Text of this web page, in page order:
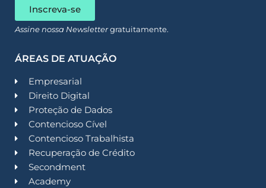
Inscreva-se
Assine nossa Newslettergratuitamente.
ÁREAS DE ATUAÇÃO
Empresarial
Direito Digital
Proteção de Dados
Contencioso Cível
Contencioso Trabalhista
Recuperação de Crédito
Secondment
Academy